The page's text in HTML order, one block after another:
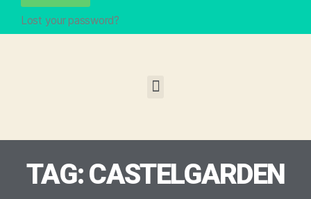
Lost your password?
TAG: CASTELGARDEN